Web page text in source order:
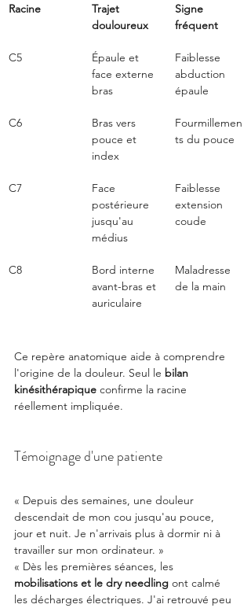
Racine
Trajet
douloureux
Signe
fréquent
C5
Épaule et
face externe
bras
Faiblesse
abduction
épaule
C6
Bras vers
pouce et
index
Fourmillemen
ts du pouce
C7
Face
postérieure
jusqu'au
médius
Faiblesse
extension
coude
C8
Bord interne
avant-bras et
auriculaire
Maladresse
de la main
Ce repère anatomique aide à comprendre
l'origine de la douleur. Seul le bilan
kinésithérapique confirme la racine
réellement impliquée.
Témoignage d'une patiente
« Depuis des semaines, une douleur
descendait de mon cou jusqu'au pouce,
jour et nuit. Je n'arrivais plus à dormir ni à
travailler sur mon ordinateur. »
« Dès les premières séances, les
mobilisations et le dry needling ont calmé
les décharges électriques. J'ai retrouvé peu